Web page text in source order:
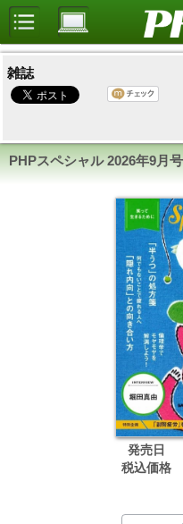
雑誌
PHPスペシャル2026年9月号
発売日
税込価格